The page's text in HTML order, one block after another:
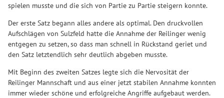
spielen musste und die sich von Partie zu Partie steigern konnte.
Der erste Satz begann alles andere als optimal. Den druckvollen
Aufschlägen von Sulzfeld hatte die Annahme der Reilinger wenig
entgegen zu setzen, so dass man schnell in Rückstand geriet und
den Satz letztendlich sehr deutlich abgeben musste.
Mit Beginn des zweiten Satzes legte sich die Nervosität der
Reilinger Mannschaft und aus einer jetzt stabilen Annahme konnten
immer wieder schöne und erfolgreiche Angriffe aufgebaut werden.